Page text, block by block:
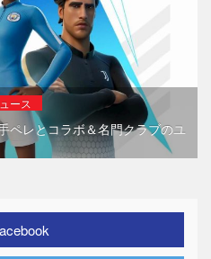
ース
ペレとコラボ＆名門クラブのユ